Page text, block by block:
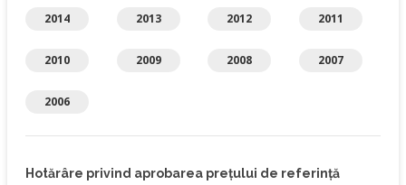
2014 2013 2012 2011
2010 2009 2008 2007
2006
Hotărâre privind aprobarea prețului de referință